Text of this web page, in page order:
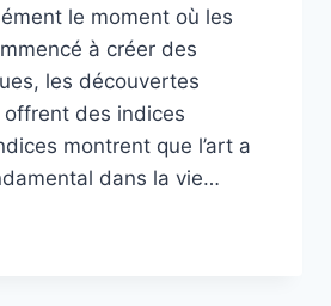
le moment où les
à créer des
les découvertes
offrent des indices
montrent que l’art a
dans la vie…